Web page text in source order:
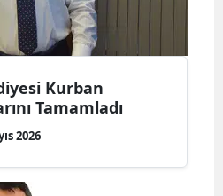
Kayseri
Kırklareli
Kırşehir
Kocaeli
Kurban
Tamamladı
2026